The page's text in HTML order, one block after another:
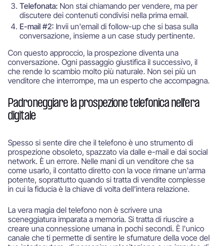
Telefonata: Non stai chiamando per vendere, ma per
discutere dei contenuti condivisi nella prima email.
E-mail #2: Invii un'email di follow-up che si basa sulla
conversazione, insieme a un case study pertinente.
Con questo approccio, la prospezione diventa una
conversazione. Ogni passaggio giustifica il successivo, il
che rende lo scambio molto più naturale. Non sei più un
venditore che interrompe, ma un esperto che accompagna.
Padroneggiare la prospezione telefonica nell'era
digitale
Spesso si sente dire che il telefono è uno strumento di
prospezione obsoleto, spazzato via dalle e-mail e dai social
network. È un errore. Nelle mani di un venditore che sa
come usarlo, il contatto diretto con la voce rimane un'arma
potente, soprattutto quando si tratta di vendite complesse
in cui la fiducia è la chiave di volta dell'intera relazione.
La vera magia del telefono non è scrivere una
sceneggiatura imparata a memoria. Si tratta di riuscire a
creare una connessione umana in pochi secondi. È l'unico
canale che ti permette di sentire le sfumature della voce del